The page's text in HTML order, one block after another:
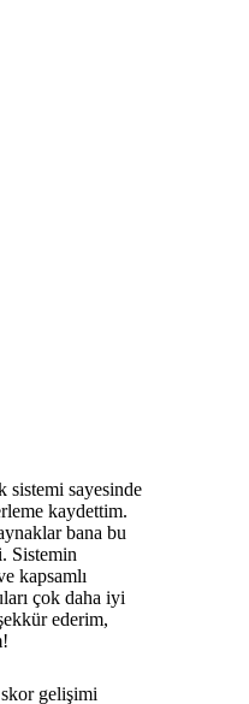
sistemi sayesinde
kaydettim.
bana bu
Sistemin
kapsamlı
çok daha iyi
ederim,
gelişimi